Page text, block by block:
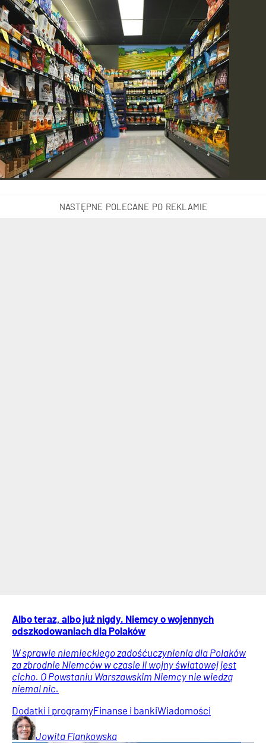
Albo teraz, albo już nigdy. Niemcy o wojennych
odszkodowaniach dla Polaków
W sprawie niemieckiego zadośćuczynienia dla Polaków
za zbrodnie Niemców w czasie II wojny światowej jest
cicho. O Powstaniu Warszawskim Niemcy nie wiedzą
niemal nic.
Dodatki i programyFinanse i bankiWiadomości
Jowita Flankowska